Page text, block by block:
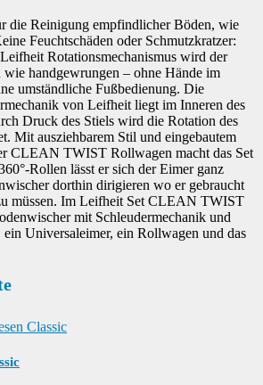
die Reinigung empfindlicher Böden, wie
Feuchtschäden oder Schmutzkratzer:
Rotationsmechanismus wird der
wie handgewrungen – ohne Hände im
umständliche Fußbedienung. Die
von Leifheit liegt im Inneren des
Druck des Stiels wird die Rotation des
Mit ausziehbarem Stil und eingebautem
CLEAN TWIST Rollwagen macht das Set
Rollen lässt er sich der Eimer ganz
dorthin dirigieren wo er gebraucht
müssen. Im Leifheit Set CLEAN TWIST
mit Schleudermechanik und
ein Universaleimer, ein Rollwagen und das